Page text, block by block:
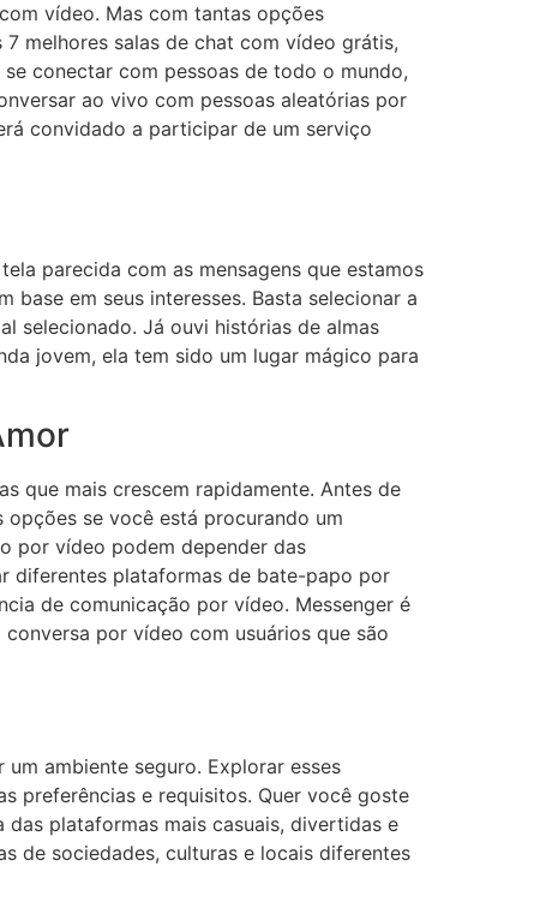
vídeo. Mas com tantas opções
melhores salas de chat com vídeo grátis,
conectar com pessoas de todo o mundo,
ao vivo com pessoas aleatórias por
convidado a participar de um serviço
parecida com as mensagens que estamos
em seus interesses. Basta selecionar a
selecionado. Já ouvi histórias de almas
jovem, ela tem sido um lugar mágico para
que mais crescem rapidamente. Antes de
se você está procurando um
por vídeo podem depender das
diferentes plataformas de bate-papo por
de comunicação por vídeo. Messenger é
por vídeo com usuários que são
ambiente seguro. Explorar esses
preferências e requisitos. Quer você goste
plataformas mais casuais, divertidas e
de sociedades, culturas e locais diferentes